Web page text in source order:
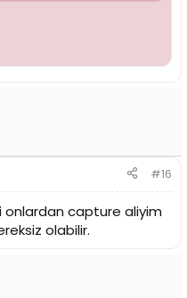
#16
onlardan capture aliyim
olabilir.